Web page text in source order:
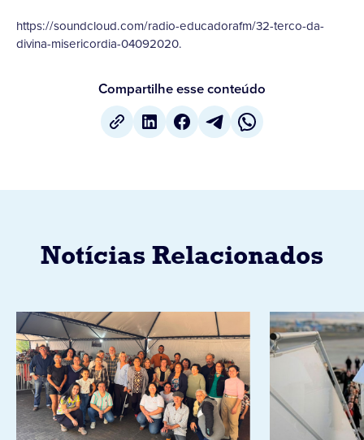
https://soundcloud.com/radio-educadorafm/32-terco-da-
divina-misericordia-04092020.
Compartilhe esse conteúdo
Notícias Relacionados